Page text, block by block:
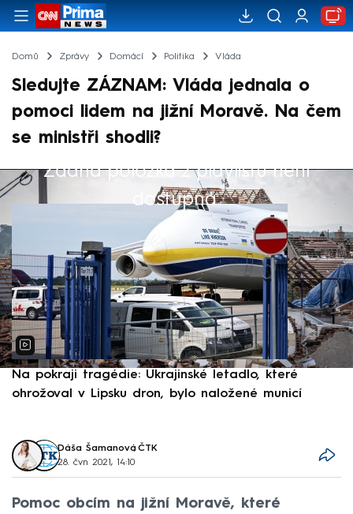
Domů Zprávy Domácí Politika Vláda
Sledujte ZÁZNAM: Vláda jednala o
pomoci lidem na jižní Moravě. Na čem
se ministři shodli?
Žádná položka z playlistu není
dostupná.
Výběr redakce
Na pokraji tragédie: Ukrajinské letadlo, které
ohrožoval v Lipsku dron, bylo naložené municí
Dáša Šamanová, ČTK
28. čvn 2021, 14:10
Pomoc obcím na jižní Moravě, které